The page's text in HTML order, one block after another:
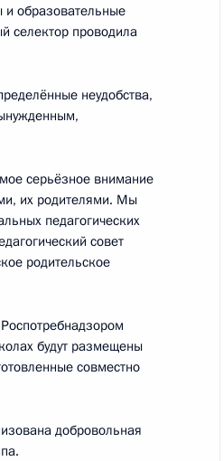
в Иркутской
Огарёво
Владиславом
образовательные
селектор проводила
неудобства,
серьёзное внимание
их родителями. Мы
педагогических
совет
родительское
будут размещены
совместно
добровольная